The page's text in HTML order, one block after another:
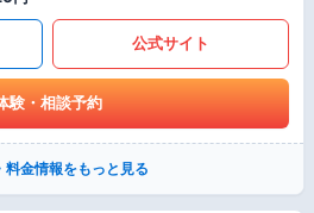
公式サイト
験・相談予約
料金情報をもっと見る